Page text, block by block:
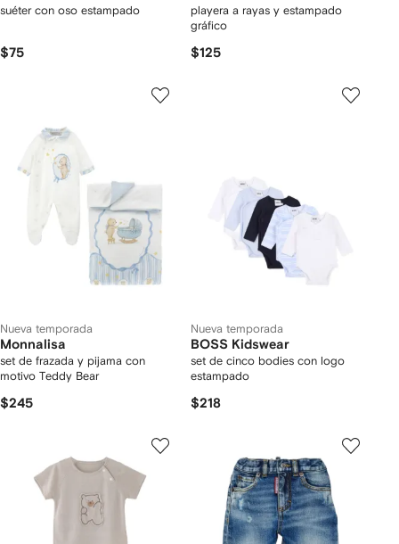
suéter con oso estampado
$75
playera a rayas y estampado
gráfico
$125
Nueva temporada
Monnalisa
set de frazada y pijama con
motivo Teddy Bear
$245
Nueva temporada
BOSS Kidswear
set de cinco bodies con logo
estampado
$218